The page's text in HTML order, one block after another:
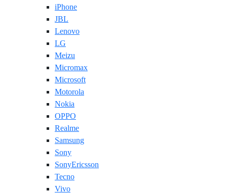
iPhone
JBL
Lenovo
LG
Meizu
Micromax
Microsoft
Motorola
Nokia
OPPO
Realme
Samsung
Sony
SonyEricsson
Tecno
Vivo